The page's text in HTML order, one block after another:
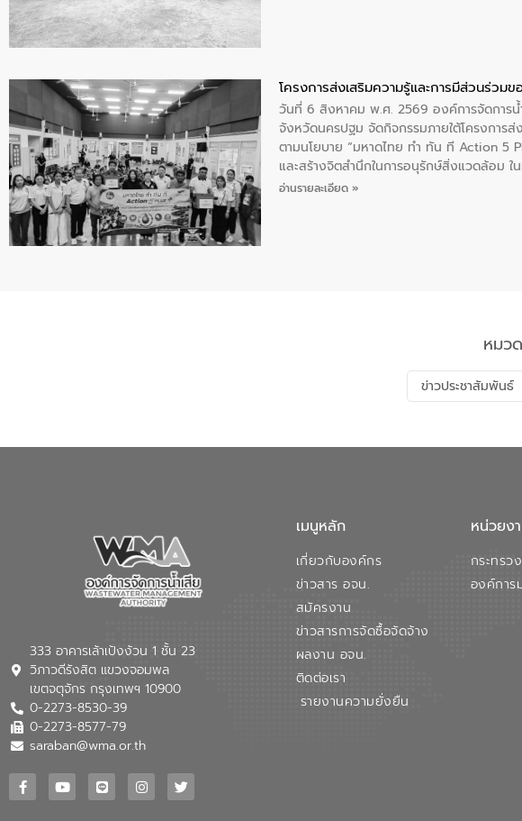
โครงการส่งเสริมความรู้และการมีส่วนร่วม
วันที่ 6 สิงหาคม พ.ศ. 2569 องค์การจัดการน้
จังหวัดนครปฐม จัดกิจกรรมภายใต้โครงการส่
ตามนโยบาย “มหาดไทย ทำ ทัน ที Action 5
และสร้างจิตสำนึกในการอนุรักษ์สิ่งแวดล้อม ใ
ของน้ำเสีย แนวทางการลดการเกิดน้ำเสียจา
อ่านรายละเอียด »
หมว
ข่าวประชาสัมพันธ์
333 อาคารเล้าเป้งง้วน 1 ชั้น 23
วิภาวดีรังสิต แขวงจอมพล
เขตจตุจักร กรุงเทพฯ 10900
0-2273-8530-39
0-2273-8577-79
saraban@wma.or.th
เมนูหลัก
เกี่ยวกับองค์กร
ข่าวสาร อจน.
สมัครงาน
ข่าวสารการจัดซื้อจัดจ้าง
ผลงาน อจน.
ติดต่อเรา
รายงานความยั่งยืน
หน่วยง
กระทรว
องค์การ